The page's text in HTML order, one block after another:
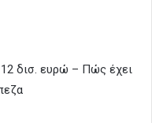
12 δισ. ευρώ – Πώς έχει